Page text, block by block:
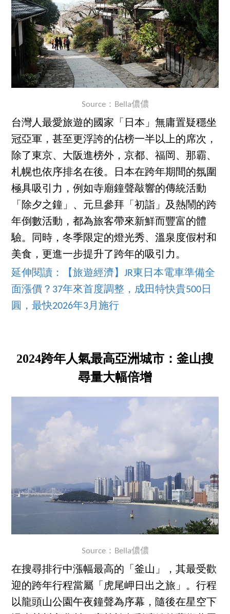
Source：Bella儂儂
台灣人最愛旅遊的國家「日本」無庸置疑穩坐
冠亞軍，甚至更浮誇的佔榜一半以上的席次，
除了東京、大阪進榜外，京都、福岡、那霸、
札幌也依序排名在後。日本在跨年期間的氛圍
極具吸引力，例如寺廟鐘聲敲響的傳統活動
「除夕之鐘」、元旦參拜「初詣」及熱鬧的跨
年倒數活動，都為旅客帶來新鮮而豐富的體
驗。同時，冬季限定的燈光秀、溫泉度假村和
美食，更進一步提升了跨年的吸引力。
延伸閱讀：【旅遊經濟】JR東日本電車準備全
面漲價？37年來首度調整，成田特快貴500日
圓，最快2026年3月施行
2024跨年人氣最高亞洲城市：釜山搜
尋量大幅倍增
Source：Bella儂儂
在搜尋排行中漲幅最高的「釜山」，其最受歡
迎的跨年行程當屬「虎尾岬日出之旅」。行程
以龍頭山公園午夜鐘聲為序幕，隨後在星空下